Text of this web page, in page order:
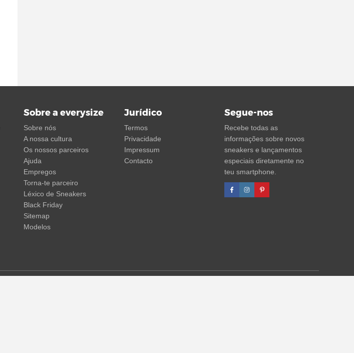
Sobre a everysize
Sobre nós
A nossa cultura
Os nossos parceiros
Ajuda
Empregos
Torna-te parceiro
Léxico de Sneakers
Black Friday
Sitemap
Modelos
Jurídico
Termos
Privacidade
Impressum
Contacto
Segue-nos
Recebe todas as
informações sobre novos
sneakers e lançamentos
especiais diretamente no
teu smartphone.